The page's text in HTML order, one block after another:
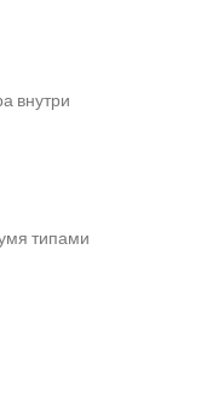
внутри
типами